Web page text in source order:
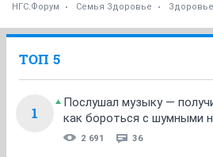
НГС.Форум Семья Здоровье
ТОП 5
1
Послушал музыку —
как бороться с шумными
2 691 36